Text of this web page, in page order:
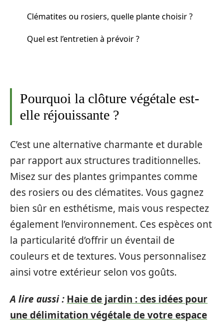
Clématites ou rosiers, quelle plante choisir ?
Quel est l’entretien à prévoir ?
Pourquoi la clôture végétale est-
elle réjouissante ?
C’est une alternative charmante et durable
par rapport aux structures traditionnelles.
Misez sur des plantes grimpantes comme
des rosiers ou des clématites. Vous gagnez
bien sûr en esthétisme, mais vous respectez
également l’environnement. Ces espèces ont
la particularité d’offrir un éventail de
couleurs et de textures. Vous personnalisez
ainsi votre extérieur selon vos goûts.
A lire aussi : Haie de jardin : des idées pour
une délimitation végétale de votre espace